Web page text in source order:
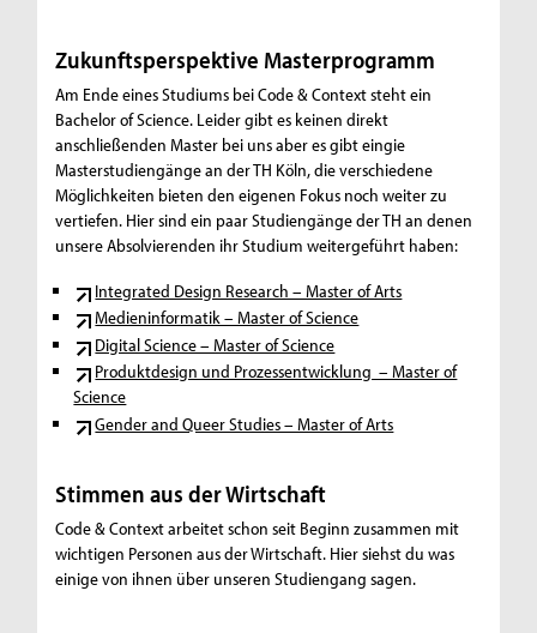
Zukunftsperspektive Masterprogramm
Am Ende eines Studiums bei Code & Context steht ein
Bachelor of Science. Leider gibt es keinen direkt
anschließenden Master bei uns aber es gibt eingie
Masterstudiengänge an der TH Köln, die verschiedene
Möglichkeiten bieten den eigenen Fokus noch weiter zu
vertiefen. Hier sind ein paar Studiengänge der TH an denen
unsere Absolvierenden ihr Studium weitergeführt haben:
Integrated Design Research – Master of Arts
Medieninformatik – Master of Science
Digital Science – Master of Science
Produktdesign und Prozessentwicklung – Master of
Science
Gender and Queer Studies – Master of Arts
Stimmen aus der Wirtschaft
Code & Context arbeitet schon seit Beginn zusammen mit
wichtigen Personen aus der Wirtschaft. Hier siehst du was
einige von ihnen über unseren Studiengang sagen.